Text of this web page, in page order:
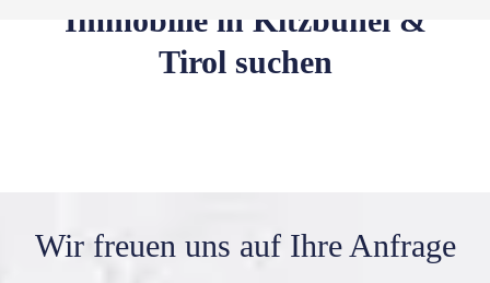
Immobilie in Kitzbühel &
Tirol suchen
Wir freuen uns auf Ihre Anfrage